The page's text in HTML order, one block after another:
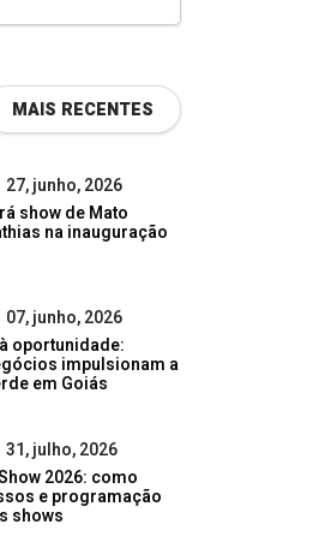
MAIS RECENTES
27, junho, 2026
show de Mato
na inauguração
07, junho, 2026
oportunidade:
impulsionam a
em Goiás
31, julho, 2026
2026: como
e programação
shows